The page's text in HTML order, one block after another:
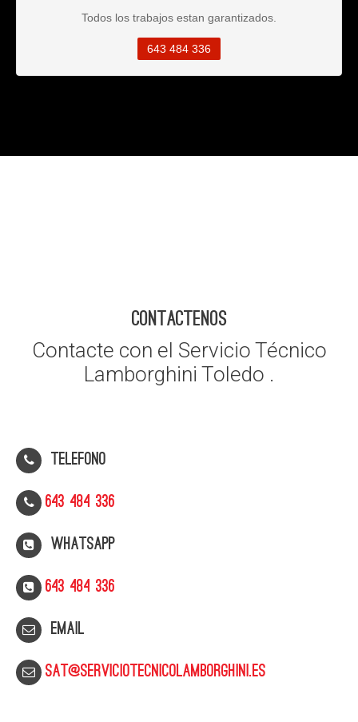
Todos los trabajos estan garantizados.
643 484 336
CONTACTENOS
Contacte con el Servicio Técnico
Lamborghini Toledo .
Telefono
643 484 336
WhatsApp
643 484 336
Email
sat@serviciotecnicolamborghini.es